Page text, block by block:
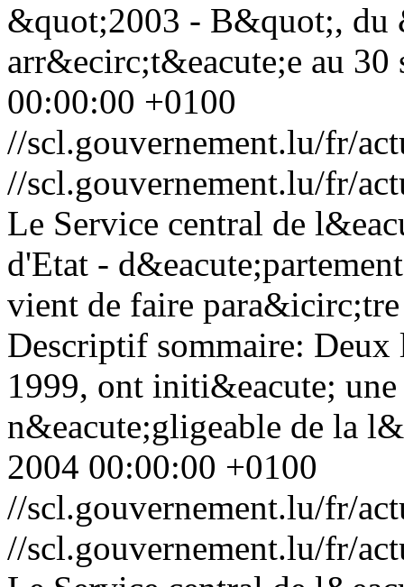
&quot;2003 - B&quot;, du
arr&ecirc;t&eacute;e au 30
00:00:00 +0100
//scl.gouvernement.lu/fr/
//scl.gouvernement.lu/fr/
Le Service central de
d'Etat -
vient de faire
Descriptif sommaire:
1999, ont initi&eacute;
n&eacute;gligeable de la
2004 00:00:00 +0100
//scl.gouvernement.lu/fr/
//scl.gouvernement.lu/fr/